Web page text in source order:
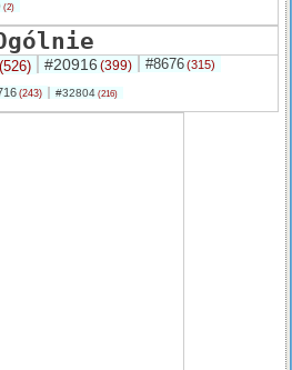
(2)
(526) #20916 (399) #8676(315)
(243) #32804 (216)